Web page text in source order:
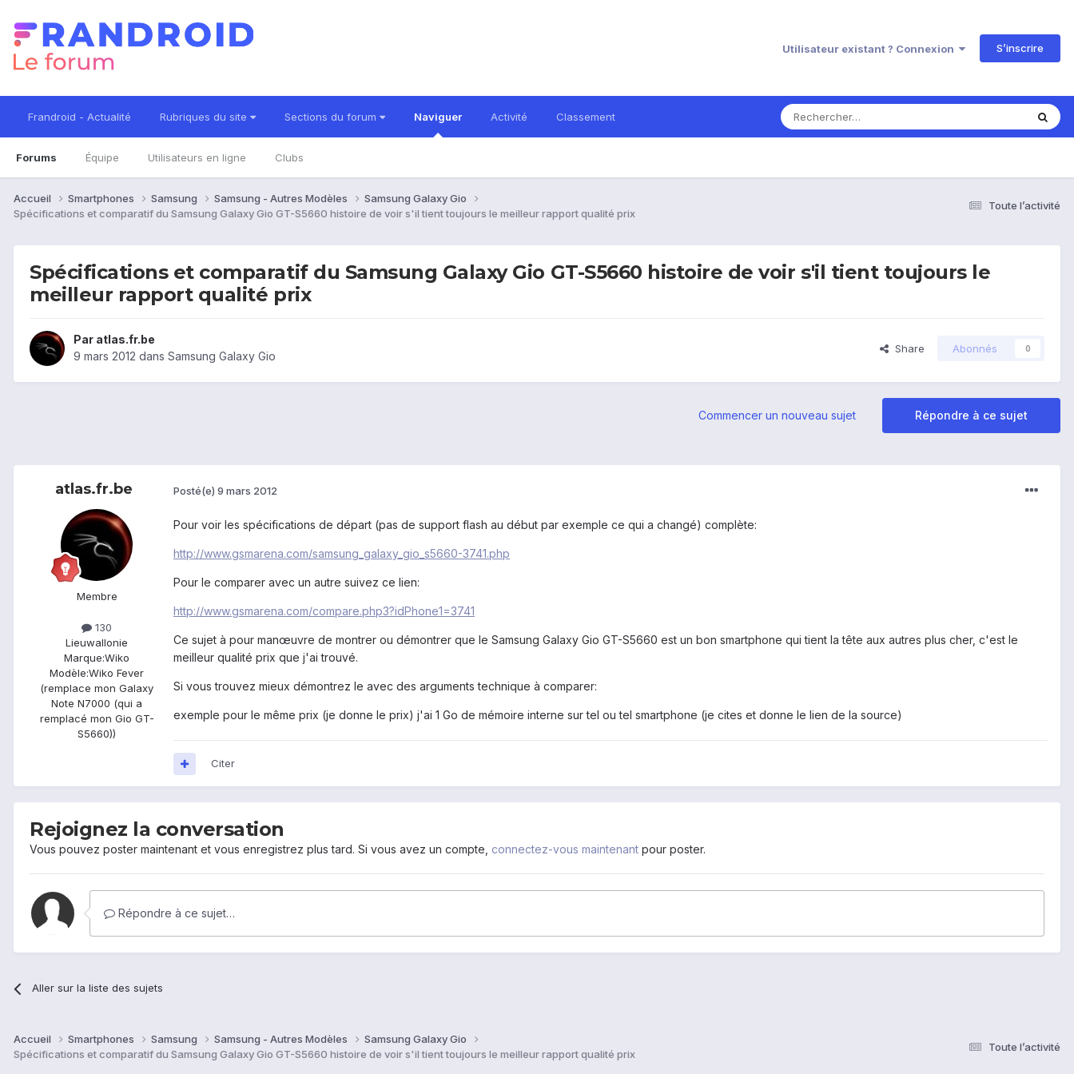
Utilisateur existant ? Connexion S’inscrire
Frandroid - Actualité Rubriques du site Sections du forum Naviguer
Forums Équipe Utilisateurs en ligne Clubs
Activité Classement
Toute l’activité
Accueil Smartphones Samsung Samsung - Autres Modèles
Samsung Galaxy Gio
Spécifications et comparatif du Samsung Galaxy Gio GT-S5660 histoire de voir s'il tient toujours le meilleur rapport qualité prix
Spécifications et comparatif du Samsung Galaxy Gio GT-S5660 histoire de voir s'il tient toujours le
meilleur rapport qualité prix
Par atlas.fr.be
9 mars 2012 dans Samsung Galaxy Gio
Share Abonnés 0
Répondre à ce sujet
Commencer un nouveau sujet
atlas.fr.be
Membre
130
Lieuwallonie
Marque:Wiko
Modèle:Wiko Fever
(remplace mon Galaxy
Note N7000 (qui a
remplacé mon Gio GT-
S5660))
Posté(e) 9 mars 2012
Pour voir les spécifications de départ (pas de support flash au début par exemple ce qui a changé) complète:
http://www.gsmarena.com/samsung_galaxy_gio_s5660-3741.php
Pour le comparer avec un autre suivez ce lien:
http://www.gsmarena.com/compare.php3?idPhone1=3741
Ce sujet à pour manœuvre de montrer ou démontrer que le Samsung Galaxy Gio GT-S5660 est un bon smartphone qui tient la tête aux autres plus cher, c'est le
meilleur qualité prix que j'ai trouvé.
Si vous trouvez mieux démontrez le avec des arguments technique à comparer:
exemple pour le même prix (je donne le prix) j'ai 1 Go de mémoire interne sur tel ou tel smartphone (je cites et donne le lien de la source)
Citer
Rejoignez la conversation
Vous pouvez poster maintenant et vous enregistrez plus tard. Si vous avez un compte, connectez-vous maintenant pour poster.
Répondre à ce sujet…
Aller sur la liste des sujets
Toute l’activité
Accueil Smartphones Samsung Samsung - Autres Modèles
Samsung Galaxy Gio
Spécifications et comparatif du Samsung Galaxy Gio GT-S5660 histoire de voir s'il tient toujours le meilleur rapport qualité prix